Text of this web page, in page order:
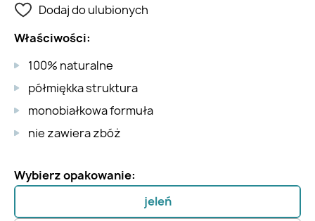
Dodaj do ulubionych
Właściwości:
100% naturalne
półmiękka struktura
monobiałkowa formuła
nie zawiera zbóż
Wybierz opakowanie:
jeleń